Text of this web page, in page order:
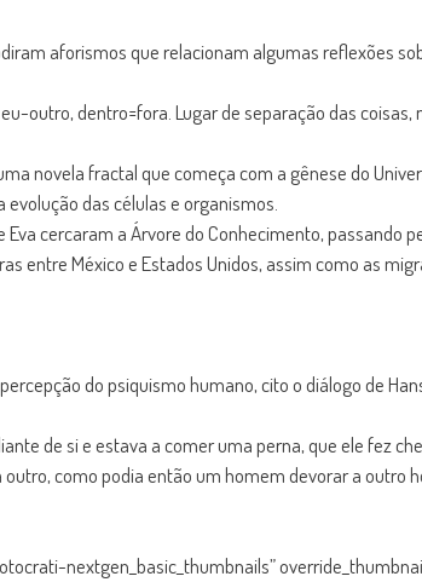
aforismos que relacionam algumas reflexões
outro, dentro=fora. Lugar de separação das
novela fractal que começa com a gênese do
das células e organismos.
cercaram a Árvore do Conhecimento, passando
entre México e Estados Unidos, assim como as
do psiquismo humano, cito o diálogo de
de si e estava a comer uma perna, que ele fez
como podia então um homem devorar a outro
nextgen_basic_thumbnails”